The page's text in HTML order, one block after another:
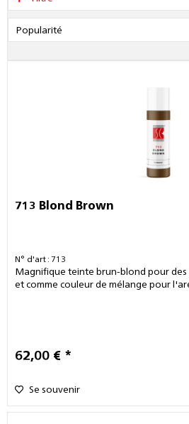
713 Blond Brown
N° d'art : 713
Magnifique teinte brun-blond pour des
et comme couleur de mélange pour
62,00 € *
Se souvenir